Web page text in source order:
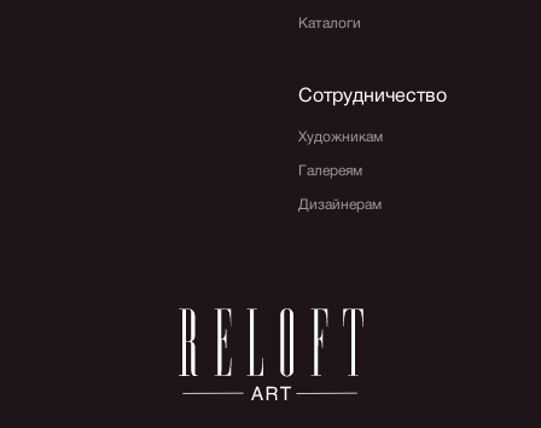
Каталоги
Сотрудничество
Художникам
Галереям
Дизайнерам